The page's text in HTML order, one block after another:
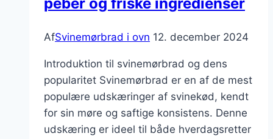
peber og friske ingredienser
AfSvinemørbrad i ovn 12. december 2024
Introduktion til svinemørbrad og dens
popularitet Svinemørbrad er en af de mest
populære udskæringer af svinekød, kendt
for sin møre og saftige konsistens. Denne
udskæring er ideel til både hverdagsretter